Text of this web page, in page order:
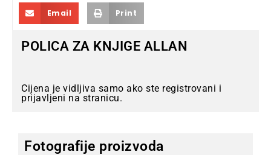
Email Print
POLICA ZA KNJIGE ALLAN
Cijena je vidljiva samo ako ste registrovani i
prijavljeni na stranicu.
Fotografije proizvoda